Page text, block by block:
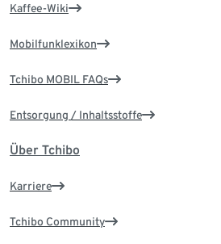
Kaffee-Wiki
Mobilfunklexikon
Tchibo MOBIL FAQs
Entsorgung / Inhaltsstoffe
Über Tchibo
Karriere
Tchibo Community